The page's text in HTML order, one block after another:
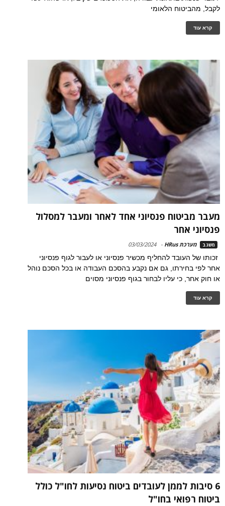
לקבל, מהביטוח הלאומי
קרא עוד
מעבר מביטוח פנסיוני אחד לאחר ומעבר למסלול
פנסיוני אחר
משגב מערכת HRus -
03/03/2024
זכותו של העובד להחליף מכשיר פנסיוני או לעבור לגוף פנסיוני
אחר לפי בחירתו, גם אם נקבע בהסכם העבודה או בכל הסכם נוהל
או חוק אחר, כי עליו לבחור בגוף פנסיוני מסוים
קרא עוד
6 סיבות לממן לעובדים ביטוח נסיעות לחו"ל כולל
ביטוח רפואי בחו"ל